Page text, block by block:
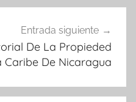
Entrada siguiente
De La Propieded
Caribe De Nicaragua